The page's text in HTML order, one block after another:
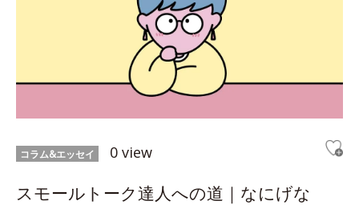
コラム&エッセイ 0 view
スモールトーク達人への道｜なにげな